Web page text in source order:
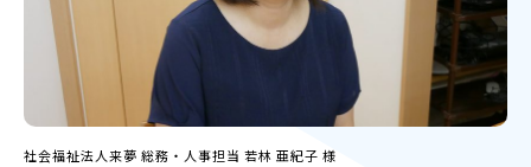
社会福祉法人来夢 総務・人事担当 若林 亜紀子 様